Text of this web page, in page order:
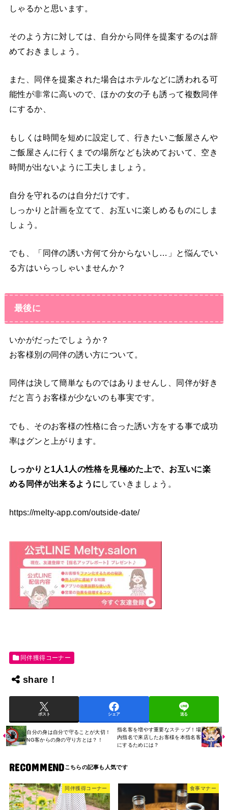
しゃるかと思います。
そのよう方に対しては、自分から同伴を提案するのは辞
めておきましょう。
また、同伴を提案された場合はホテルなどに誘われる可
能性が非常に高いので、ほかの女の子も誘って複数同伴
にするか、
もしくは時間を短めに設定して、行きたいご飯屋さんや
ご飯屋さんに行くまでの場所なども決めておいて、空き
時間が出ないように工夫しましょう。
自分を守れるのは自分だけです。
しっかりと計画を立てて、お互いに楽しめるものにしま
しょう。
でも、「同伴の誘い方何て分からないし…」と悩んでい
る方はいらっしゃいませんか？
最後に
いかがだったでしょうか？
お客様別の同伴の誘い方について。
同伴は決して簡単なものではありませんし、同伴が好き
だと言うお客様が少ないのも事実です。
でも、そのお客様の性格に合った誘い方をする事で成功
率はグンと上がります。
しっかりと1人1人の性格を見極めた上で、お互いに楽
める同伴が出来るように していきましょう。
https://melty-app.com/outside-date/
同伴獲得コーナー
share！
ポスト シェア 送る
自分の身は自分で守ることが大切！
NG客からの身の守り方とは？！
指名客を増やす重要なステップ！場
内指名で来店したお客様を本指名客
にするためには？
RECOMMEND
同伴獲得コーナー 食事マナー